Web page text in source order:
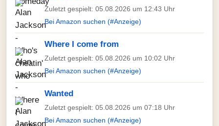
Zuletzt gespielt: 05.08.2026 um 12:43 Uhr
Bei Amazon suchen (#Anzeige)
Where I come from
Zuletzt gespielt: 05.08.2026 um 10:02 Uhr
Bei Amazon suchen (#Anzeige)
Wanted
Zuletzt gespielt: 05.08.2026 um 07:18 Uhr
Bei Amazon suchen (#Anzeige)